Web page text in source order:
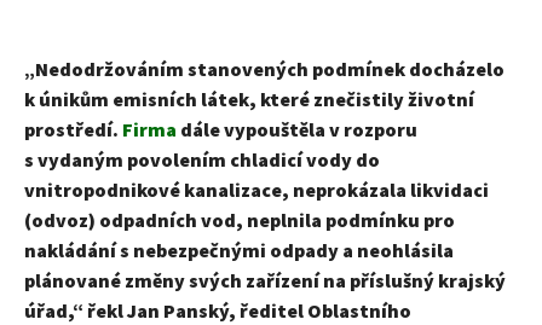
„Nedodržováním stanovených podmínek docházelo
k únikům emisních látek, které znečistily životní
prostředí. Firma dále vypouštěla v rozporu
s vydaným povolením chladicí vody do
vnitropodnikové kanalizace, neprokázala likvidaci
(odvoz) odpadních vod, neplnila podmínku pro
nakládání s nebezpečnými odpady a neohlásila
plánované změny svých zařízení na příslušný krajský
úřad,“ řekl Jan Panský, ředitel Oblastního